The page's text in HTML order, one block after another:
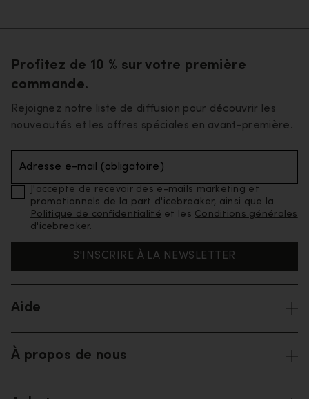
Profitez de 10 % sur votre première
commande.
Rejoignez notre liste de diffusion pour découvrir les
nouveautés et les offres spéciales en avant-première.
Adresse e-mail (obligatoire)
J'accepte de recevoir des e-mails marketing et
promotionnels de la part d'icebreaker, ainsi que la
Politique de confidentialité et les Conditions générales
d'icebreaker.
S'INSCRIRE À LA NEWSLETTER
Aide
À propos de nous